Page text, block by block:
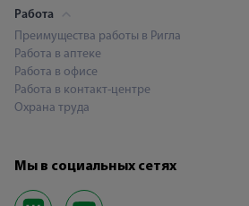
Работа
Преимущества работы в Ригла
Работа в аптеке
Работа в офисе
Работа в контакт-центре
Охрана труда
Мы в социальных сетях